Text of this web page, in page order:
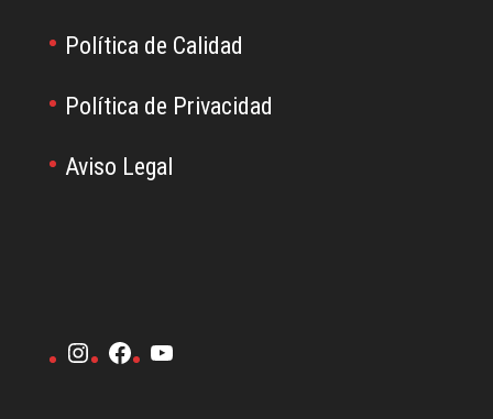
Política de Calidad
Política de Privacidad
Aviso Legal
Instagram
Facebook
YouTube